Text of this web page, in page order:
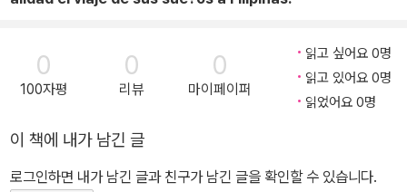
0
100자평
0
리뷰
0
마이페이퍼
읽고 싶어요 0명
읽고 있어요 0명
읽었어요 0명
이 책에 내가 남긴 글
로그인하면 내가 남긴 글과 친구가 남긴 글을 확인할 수 있습니다.